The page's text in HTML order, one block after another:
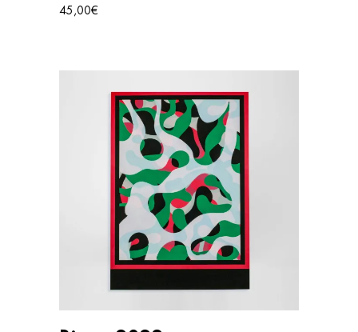
45,00€